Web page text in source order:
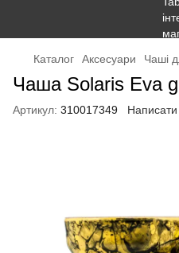
Каталог Аксесуари Чаші
Чаша Solaris Eva
Артикул: 310017349 Написати